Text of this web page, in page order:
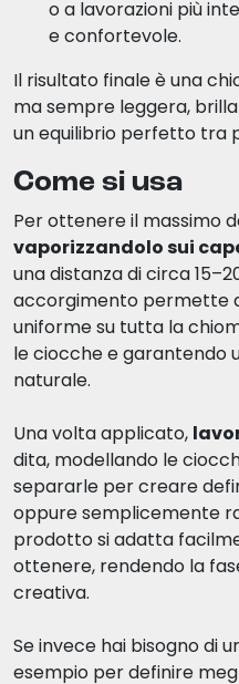
o a lavorazioni più
e confortevole.
Il risultato finale è una
ma sempre leggera,
un equilibrio perfetto tra
Come si usa
Per ottenere il massimo
vaporizzandolo sui
una distanza di circa
accorgimento permette
uniforme su tutta la
le ciocche e garantendo
naturale.
Una volta applicato,
dita, modellando le
separarle per creare
oppure semplicemente
prodotto si adatta
ottenere, rendendo la
creativa.
Se invece hai bisogno di
esempio per definire